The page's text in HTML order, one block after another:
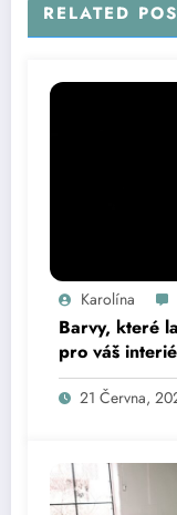
RELATED
Karolína
Barvy, které
pro váš
21 Června,